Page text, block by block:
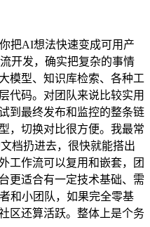
把AI想法快速变成可用产
开发，确实把复杂的事情
模型、知识库检索、各种工
代码。对团队来说比较实用
到最终发布和监控的整条链
，切换对比很方便。我最常
档扔进去，很快就能搭出
工作流可以复用和嵌套，团
更适合有一定技术基础、需
和小团队，如果完全零基
区还算活跃。整体上是个务